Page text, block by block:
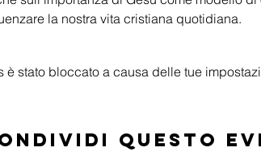
la nostra vita cristiana quotidiana.
è stato bloccato a causa delle tue
questo